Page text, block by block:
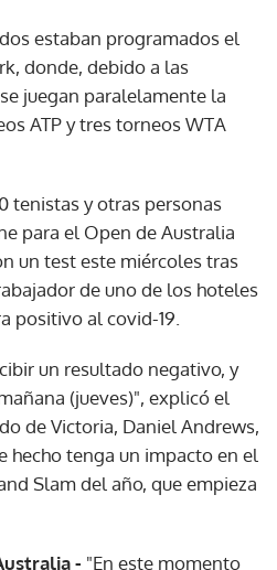
estaban programados el
donde, debido a las
juegan paralelamente la
ATP y tres torneos WTA
tenistas y otras personas
para el Open de Australia
un test este miércoles tras
de uno de los hoteles
positivo al covid-19.
un resultado negativo, y
(jueves)", explicó el
de Victoria, Daniel Andrews,
hecho tenga un impacto en el
Slam del año, que empieza
- "En este momento